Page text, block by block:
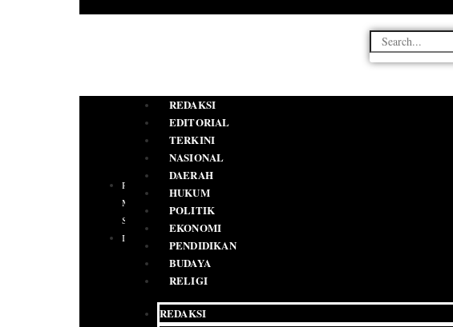
PEDOMAN
MEDIA
SIBER
IKLAN
REDAKSI
EDITORIAL
TERKINI
NASIONAL
DAERAH
HUKUM
POLITIK
EKONOMI
PENDIDIKAN
BUDAYA
RELIGI
REDAKSI